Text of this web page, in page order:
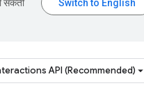
सकती
API (Recommended)